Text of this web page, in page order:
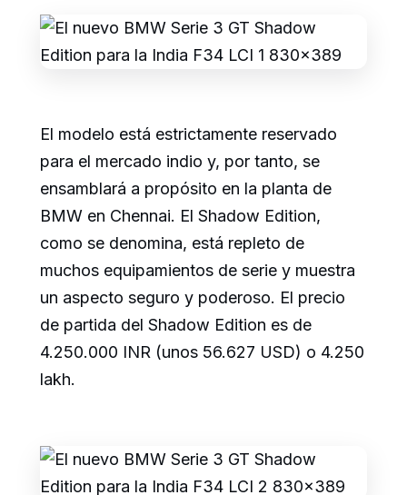
El modelo está estrictamente reservado
para el mercado indio y, por tanto, se
ensamblará a propósito en la planta de
BMW en Chennai. El Shadow Edition,
como se denomina, está repleto de
muchos equipamientos de serie y muestra
un aspecto seguro y poderoso. El precio
de partida del Shadow Edition es de
4.250.000 INR (unos 56.627 USD) o 4.250
lakh.